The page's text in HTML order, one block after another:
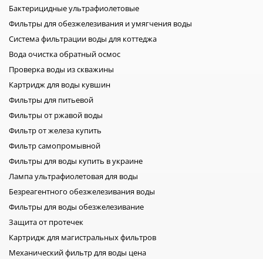
Бактерицидные ультрафиолетовые
Фильтры для обезжелезивания и умягчения воды
Система фильтрации воды для коттеджа
Вода очистка обратный осмос
Проверка воды из скважины
Картридж для воды кувшин
Фильтры для питьевой
Фильтры от ржавой воды
Фильтр от железа купить
Фильтр самопромывной
Фильтры для воды купить в украине
Лампа ультрафиолетовая для воды
Безреагентного обезжелезивания воды
Фильтры для воды обезжелезивание
Защита от протечек
Картридж для магистральных фильтров
Механический фильтр для воды цена